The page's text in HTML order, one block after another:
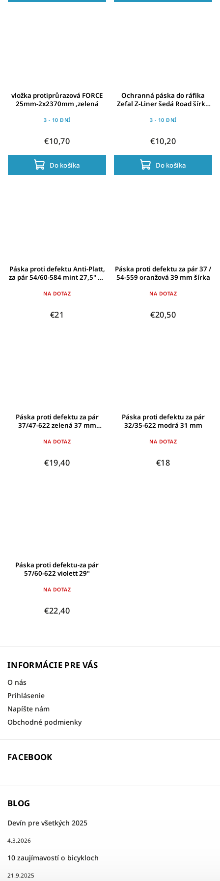
vložka protiprůrazová FORCE
25mm-2x2370mm ,zelená
3 - 10 DNÍ
€10,70
Do košíka
Ochranná páska do ráfika
Zefal Z-Liner šedá Road šírka
3 - 10 DNÍ
€10,20
Do košíka
Páska proti defektu Anti-Platt,
za pár 54/60-584 mint 27,5" 39
NA DOTAZ
€21
Páska proti defektu za pár 37 /
54-559 oranžová 39 mm šírka
NA DOTAZ
€20,50
Páska proti defektu za pár
37/47-622 zelená 37 mm
NA DOTAZ
€19,40
Páska proti defektu za pár
32/35-622 modrá 31 mm
NA DOTAZ
€18
Páska proti defektu-za pár
57/60-622 violett 29"
NA DOTAZ
€22,40
INFORMÁCIE PRE VÁS
O nás
Prihlásenie
Napíšte nám
Obchodné podmienky
FACEBOOK
BLOG
Devín pre všetkých 2025
4.3.2026
10 zaujímavostí o bicykloch
21.9.2025